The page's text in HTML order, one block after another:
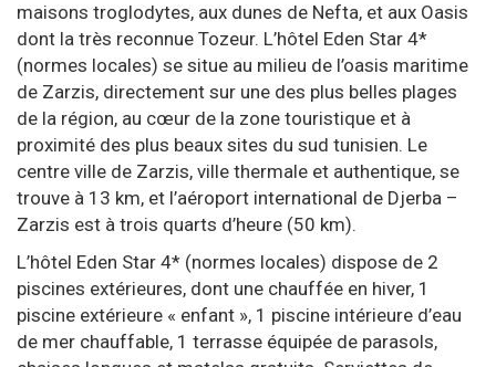
maisons troglodytes, aux dunes de Nefta, et aux Oasis
dont la très reconnue Tozeur. L’hôtel Eden Star 4*
(normes locales) se situe au milieu de l’oasis maritime
de Zarzis, directement sur une des plus belles plages
de la région, au cœur de la zone touristique et à
proximité des plus beaux sites du sud tunisien. Le
centre ville de Zarzis, ville thermale et authentique, se
trouve à 13 km, et l’aéroport international de Djerba –
Zarzis est à trois quarts d’heure (50 km).
L’hôtel Eden Star 4* (normes locales) dispose de 2
piscines extérieures, dont une chauffée en hiver, 1
piscine extérieure « enfant », 1 piscine intérieure d’eau
de mer chauffable, 1 terrasse équipée de parasols,